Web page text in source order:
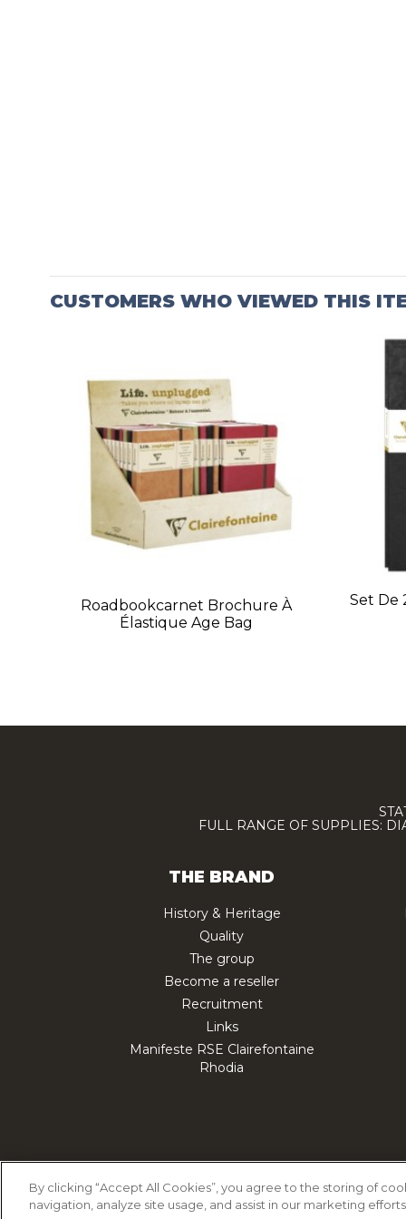
CUSTOMERS WHO VIEWED THIS
Roadbookcarnet Brochure À
Élastique Age Bag
Set De
FULL RANGE OF SUPPLIES:
THE BRAND
History & Heritage
Quality
The group
Become a reseller
Recruitment
Links
Manifeste RSE Clairefontaine
Rhodia
By clicking “Accept All Cookies”, you agree to the storing of
navigation, analyze site usage, and assist in our marketing